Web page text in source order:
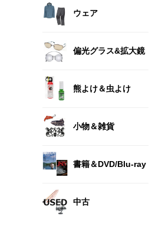
ウェア
偏光グラス&拡大鏡
熊よけ＆虫よけ
小物＆雑貨
書籍＆DVD/Blu-ray
中古